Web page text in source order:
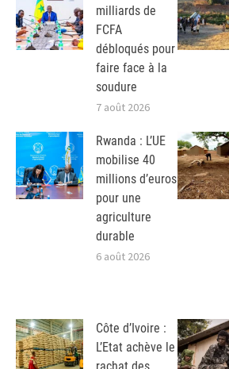
milliards de
FCFA
débloqués pour
faire face à la
soudure
7 août 2026
Rwanda : L’UE
mobilise 40
millions d’euros
pour une
agriculture
durable
6 août 2026
Côte d’Ivoire :
L’Etat achève le
rachat des